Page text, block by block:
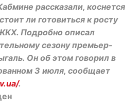
рассказали, коснется
ли готовиться к росту
Подробно описал
сезону премьер-
Он об этом говорил в
3 июля, сообщает
.